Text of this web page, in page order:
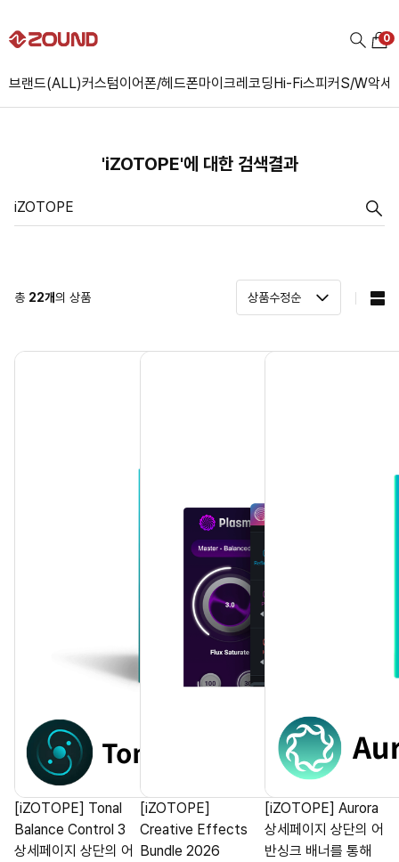
브랜드(ALL)커스텀이어폰/헤드폰마이크레코딩Hi-Fi스피커S/W악세
0
'iZOTOPE'에 대한 검색결과
총 22개의 상품
[iZOTOPE] Tonal
Balance Control 3
상세페이지 상단의 어
[iZOTOPE]
Creative Effects
Bundle 2026
[iZOTOPE] Aurora
상세페이지 상단의 어
반싱크 배너를 통해